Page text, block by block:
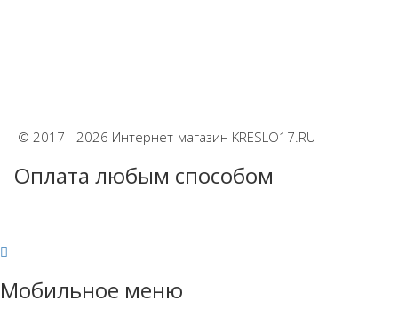
© 2017 - 2026 Интернет-магазин KRESLO17.RU
Оплата любым способом
Мобильное меню